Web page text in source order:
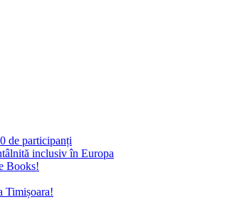
de participanți
inclusiv în Europa
Books!
Timișoara!